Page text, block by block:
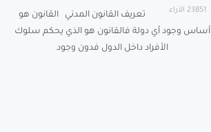
الآراء
تعريف القانون المدني القانون هو
أساس وجود أي دولة فالقانون هو الذي يحكم سلوك
الأفراد داخل الدول فدون وجود